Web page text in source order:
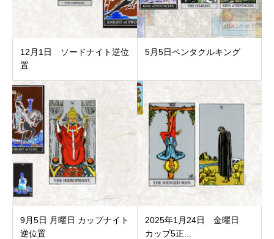
12月1日 ソードナイト逆位
置
5月5日ペンタクルキング
9月5日 月曜日 カップナイト
逆位置
2025年1月24日 金曜日
カップ5正...